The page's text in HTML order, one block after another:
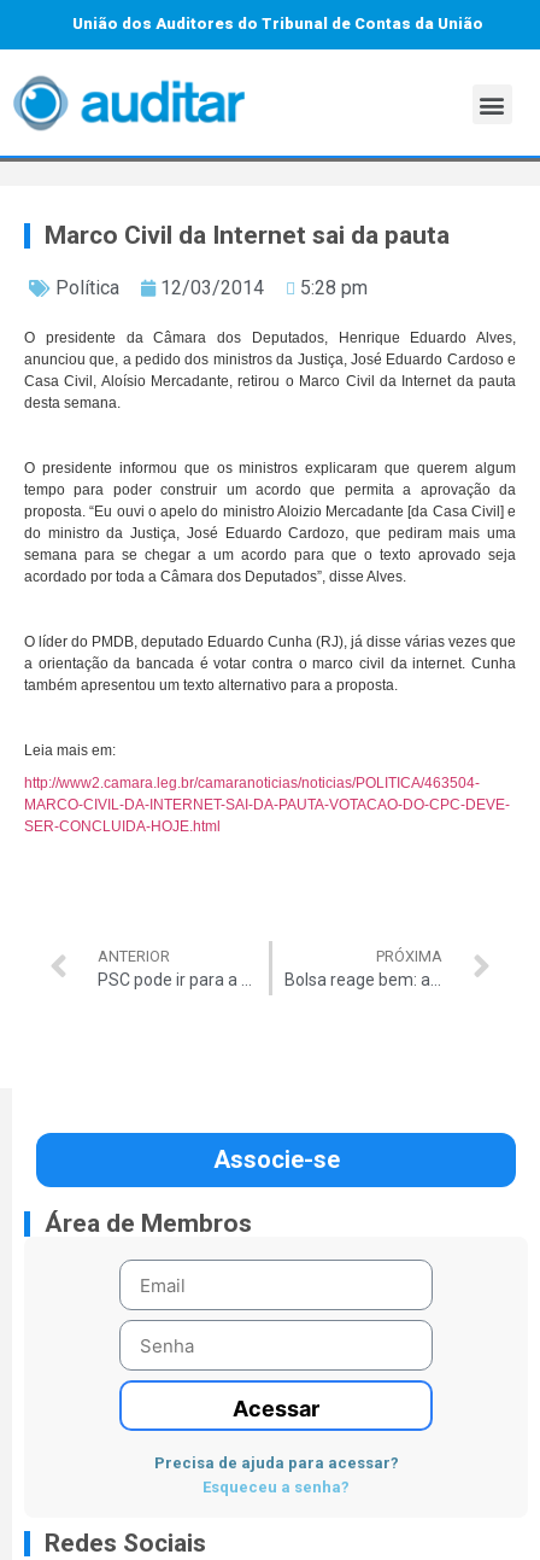
União dos Auditores do Tribunal de Contas da União
Marco Civil da Internet sai da pauta
Política 12/03/2014 5:28 pm
O presidente da Câmara dos Deputados, Henrique Eduardo Alves,
anunciou que, a pedido dos ministros da Justiça, José Eduardo Cardoso e
Casa Civil, Aloísio Mercadante, retirou o Marco Civil da Internet da pauta
desta semana.
O presidente informou que os ministros explicaram que querem algum
tempo para poder construir um acordo que permita a aprovação da
proposta. “Eu ouvi o apelo do ministro Aloizio Mercadante [da Casa Civil] e
do ministro da Justiça, José Eduardo Cardozo, que pediram mais uma
semana para se chegar a um acordo para que o texto aprovado seja
acordado por toda a Câmara dos Deputados”, disse Alves.
O líder do PMDB, deputado Eduardo Cunha (RJ), já disse várias vezes que
a orientação da bancada é votar contra o marco civil da internet. Cunha
também apresentou um texto alternativo para a proposta.
Leia mais em:
http://www2.camara.leg.br/camaranoticias/noticias/POLITICA/463504-
MARCO-CIVIL-DA-INTERNET-SAI-DA-PAUTA-VOTACAO-DO-CPC-DEVE-
SER-CONCLUIDA-HOJE.html
ANTERIOR PRÓXIMA
Associe-se
Área de Membros
Acessar
Precisa de ajuda para acessar?
Esqueceu a senha?
Redes Sociais